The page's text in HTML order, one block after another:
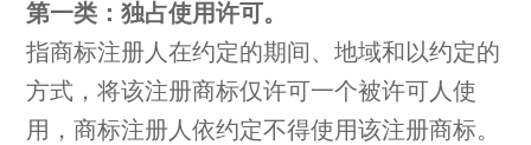
第一类：独占使用许可。
指商标注册人在约定的期间、地域和以约定的
方式，将该注册商标仅许可一个被许可人使
用，商标注册人依约定不得使用该注册商标。